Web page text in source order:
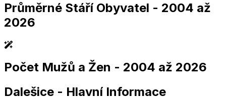
2,005 2,010 2,015 2,020 2,025
2,005 2,010 2,015 2,020 2,025
Průměrné Stáří Obyvatel - 2004 až
2026
2,005 2,010 2,015 2,020 2,025
2,005 2,010 2,015 2,020 2,025
Počet Mužů a Žen - 2004 až 2026
Dalešice - Hlavní Informace